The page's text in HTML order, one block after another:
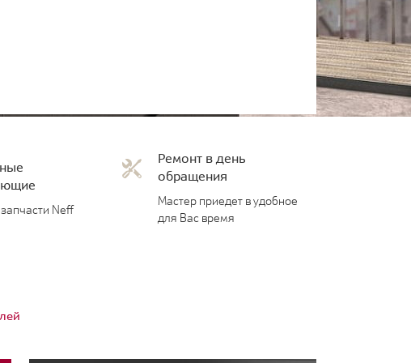
Neff
Ремонт в день
обращения
Мастер приедет в удобное
для Вас время